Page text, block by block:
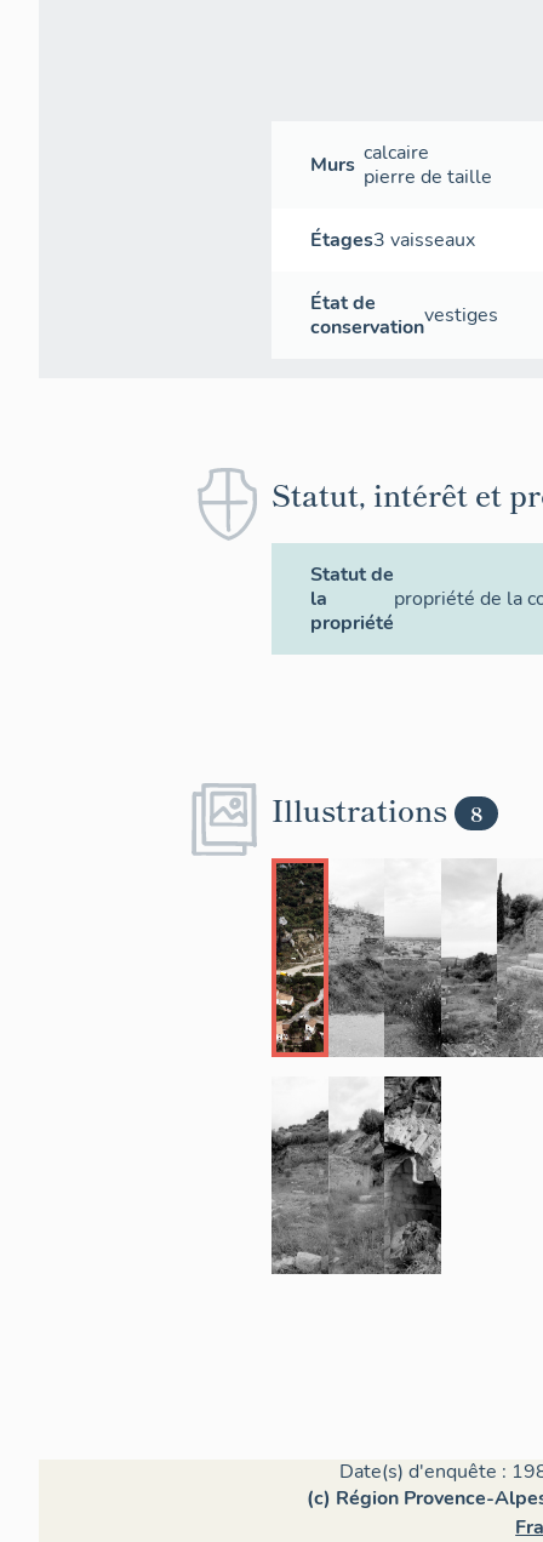
Murs calcaire
pierre de taille
Étages3 vaisseaux
État de
conservationvestiges
Statut, intérêt et
Statut de
la
propriété
propriété de la
Illustrations 8
Date(s) d'enquête :
(c) Région Provence-